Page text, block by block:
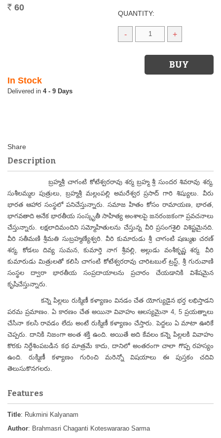
Rs. 60
QUANTITY:
- +
In Stock
4 - 9 Days
Description
బ్రహ్మశ్రీ చాగంటి కోటేశ్వరరావు శర్మ బ్రహ్మ శ్రీ సుందర శివరావు శర్మ,
సుశీలమ్మల పుత్రులు, బ్రహ్మశ్రీ మల్లంపల్లి అమరేశ్వర ప్రసాద్ గారి శిష్యులు. వీరు
భారత ఆహార సంస్థలో పనిచేస్తున్నారు. సమాజ హితం కోసం రామాయణ, భారత,
భాగవతాది అనేక భారతీయ సంస్కృతీ సాహిత్య అంశాలపై జనరంజకంగా ప్రవచనాలు
చేస్తున్నారు. లక్షలాదిమందిని సమ్మోహితులను చేస్తున్న వీరి ప్రసంగశైలి విశిష్టమైనది.
వీరి సతీమణి శ్రీమతి సుబ్రహ్మణ్యేశ్వరి. వీరి కుమారుడు శ్రీ చాగంటి షణ్ముఖ చరణ్
శర్మ, కోడలు దివ్య సుమన, కుమార్తె నాగ శ్రీవల్లి, అల్లుడు వంశీకృష్ణ శర్మ. వీరి
కుమారుడు మిత్రులతో కలిసి చాగంటి కోటేశ్వరరావు చారిటబుల్ ట్రస్ట్, శ్రీ గురువాణి
సంస్థల ద్వారా భారతీయ సంప్రదాయాలను ప్రచారం చేయడానికి విశేషమైన
కృషిచేస్తున్నారు.
కన్నె పిల్లలు రుక్మిణీ కళ్యాణం వినడం చేత యోగ్యుడైన భర్త లభిస్తాడని
పరమ ప్రమాణం. ఏ కారణం చేత అయినా వివాహం ఆలస్యమైనా 4, 5 ప్రయత్నాలు
చేసినా కలసి రావడం లేదు అంటే రుక్మిణీ కళ్యాణం చేస్తారు. పెద్దలు ఏ మాటా ఊరికే
చెప్పరు. దానికి నిజంగా అంత శక్తి ఉంది. అయితే అది కేవలం కన్నె పిల్లలకి వివాహం
కొరకు నిర్దేశింపబడిన కథ మాత్రమే కాదు, దానిలో అంతరంగా చాలా గొప్ప రహస్యం
ఉంది. రుక్మిణీ కళ్యాణం గురించి మరెన్నో విషయాలు ఈ పుస్తకం చదివి
తెలుసుకొనగలరు.
Features
Title: Rukmini Kalyanam
Author: Brahmasri Chaganti Koteswararao Sarma